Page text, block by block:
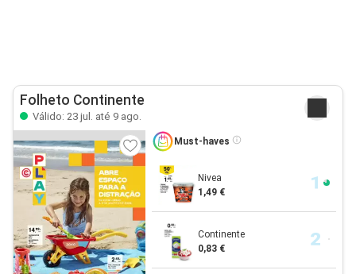
Folheto Continente
Válido: 23 jul. até 9 ago.
Must-haves
Nivea
1,49 €
Continente
0,83 €